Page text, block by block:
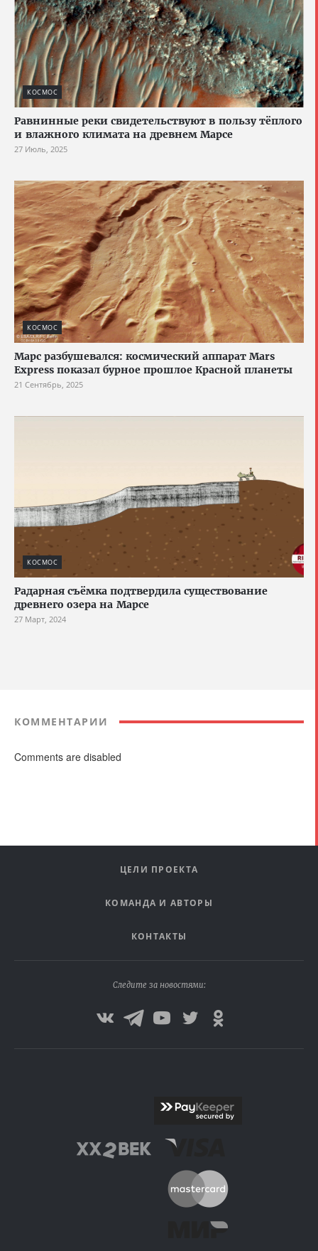
КОСМОС
Равнинные реки свидетельствуют в пользу тёплого
и влажного климата на древнем Марсе
27 Июль, 2025
КОСМОС
Марс разбушевался: космический аппарат Mars
Express показал бурное прошлое Красной планеты
21 Сентябрь, 2025
КОСМОС
Радарная съёмка подтвердила существование
древнего озера на Марсе
27 Март, 2024
КОММЕНТАРИИ
Comments are disabled
ЦЕЛИ ПРОЕКТА
КОМАНДА И АВТОРЫ
КОНТАКТЫ
Следите за новостями: